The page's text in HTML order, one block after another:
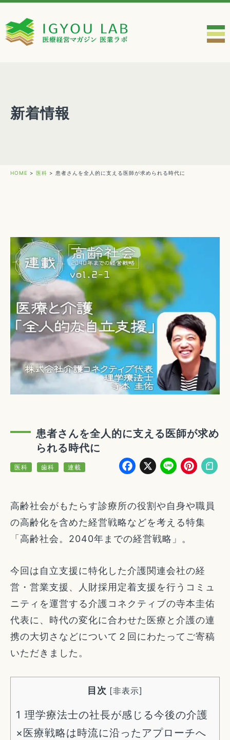
新着情報
HOME > 医科 > 患者さんを全人的に支える医師が求められる時代に
患者さんを全人的に支える医師が求め
られる時代に
医科 歯科 連載 Facebook
X Line
高齢社会がもたらす診療所の役割や自身や職員
の高齢化を含めた経営戦略などを考える特集
「高齢社会。2040年までの経営戦略」。
今回は自立支援に特化した介護関連会社の経
営・営業支援、人財採用定着支援を行うコミュ
ニティを運営する介護コネクティブの寺本圭佑
代表に、時代の変化に合わせた医療と介護の連
携の大切さなどについて２回にわたってご寄稿
いただきました。
目次 [非表示]
1 理学療法士の社長が感じる今後の介護
×医療戦略は時流に沿ったアプローチへ